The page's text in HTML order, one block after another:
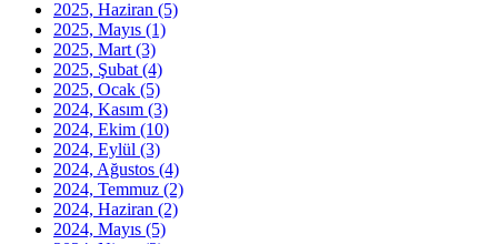
2025, Haziran (5)
2025, Mayıs (1)
2025, Mart (3)
2025, Şubat (4)
2025, Ocak (5)
2024, Kasım (3)
2024, Ekim (10)
2024, Eylül (3)
2024, Ağustos (4)
2024, Temmuz (2)
2024, Haziran (2)
2024, Mayıs (5)